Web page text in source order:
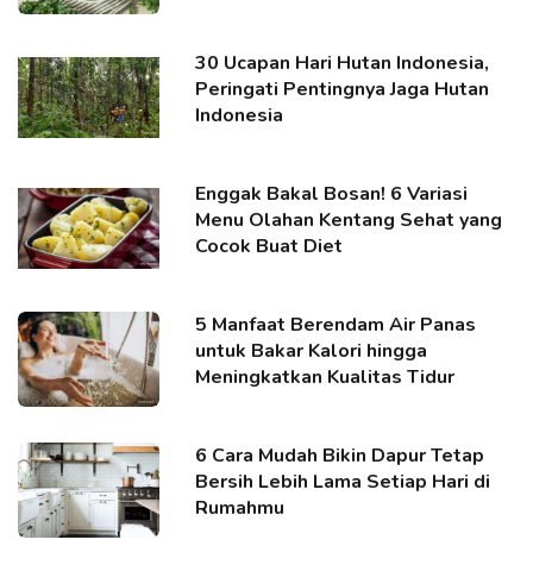
30 Ucapan Hari Hutan Indonesia,
Peringati Pentingnya Jaga Hutan
Indonesia
Enggak Bakal Bosan! 6 Variasi
Menu Olahan Kentang Sehat yang
Cocok Buat Diet
5 Manfaat Berendam Air Panas
untuk Bakar Kalori hingga
Meningkatkan Kualitas Tidur
6 Cara Mudah Bikin Dapur Tetap
Bersih Lebih Lama Setiap Hari di
Rumahmu